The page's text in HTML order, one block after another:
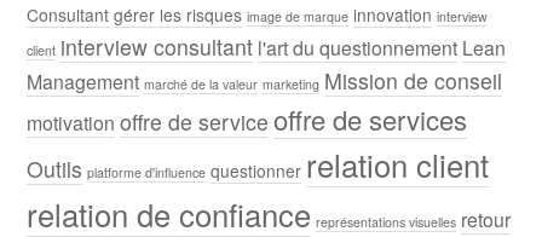
Consultant gérer les risques image de marque innovation interview
client interview consultant l'art du questionnement Lean
Management marché de la valeur marketing Mission de conseil
motivation offre de service offre de services
Outils platforme d'influence questionner relation client
relation de confiance représentations visuelles retour